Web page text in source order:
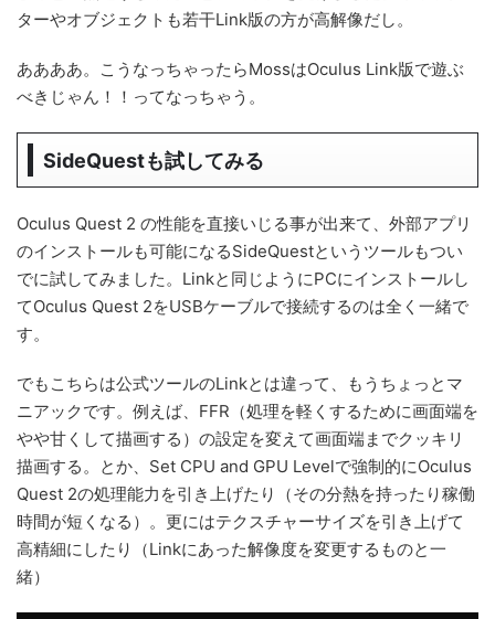
ターやオブジェクトも若干Link版の方が高解像だし。
ああああ。こうなっちゃったらMossはOculus Link版で遊ぶ
べきじゃん！！ってなっちゃう。
SideQuestも試してみる
Oculus Quest 2 の性能を直接いじる事が出来て、外部アプリ
のインストールも可能になるSideQuestというツールもつい
でに試してみました。Linkと同じようにPCにインストールし
てOculus Quest 2をUSBケーブルで接続するのは全く一緒で
す。
でもこちらは公式ツールのLinkとは違って、もうちょっとマ
ニアックです。例えば、FFR（処理を軽くするために画面端を
やや甘くして描画する）の設定を変えて画面端までクッキリ
描画する。とか、Set CPU and GPU Levelで強制的にOculus
Quest 2の処理能力を引き上げたり（その分熱を持ったり稼働
時間が短くなる）。更にはテクスチャーサイズを引き上げて
高精細にしたり（Linkにあった解像度を変更するものと一
緒）